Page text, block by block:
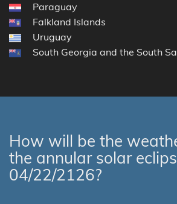
Paraguay
Falkland Islands
Uruguay
South Georgia and the South
How will be the
the annular solar
04/22/2126?